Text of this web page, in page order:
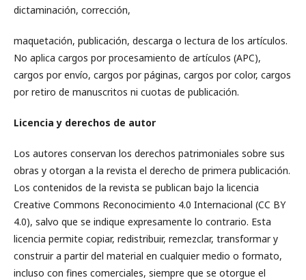
dictaminación, corrección,
maquetación, publicación, descarga o lectura de los artículos.
No aplica cargos por procesamiento de artículos (APC),
cargos por envío, cargos por páginas, cargos por color, cargos
por retiro de manuscritos ni cuotas de publicación.
Licencia y derechos de autor
Los autores conservan los derechos patrimoniales sobre sus
obras y otorgan a la revista el derecho de primera publicación.
Los contenidos de la revista se publican bajo la licencia
Creative Commons Reconocimiento 4.0 Internacional (CC BY
4.0), salvo que se indique expresamente lo contrario. Esta
licencia permite copiar, redistribuir, remezclar, transformar y
construir a partir del material en cualquier medio o formato,
incluso con fines comerciales, siempre que se otorgue el